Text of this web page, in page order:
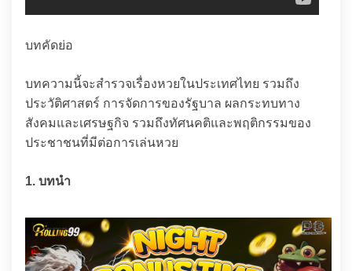
บทคัดย่อ
บทความนี้จะสำรวจเรื่องหวยในประเทศไทย รวมถึง
ประวัติศาสตร์ การจัดการของรัฐบาล ผลกระทบทาง
สังคมและเศรษฐกิจ รวมถึงทัศนคติและพฤติกรรมของ
ประชาชนที่มีต่อการเล่นหวย
1. บทนำ